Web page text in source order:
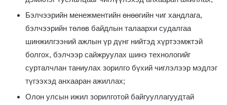
Бэлчээрийн менежментийн өнөөгийн чиг хандлага,
бэлчээрийн төлөв байдлын талаархи судалгаа
шинжилгээний ажлын үр дүнг нийтэд хүртээмжтэй
болгох, бэлчээр сайжруулах шинэ технологийг
сурталчлан таниулах зорилго бүхий чиглэлээр мэдлэг
түгээхэд анхааран ажиллах;
Олон улсын ижил зорилготой байгууллагуудтай